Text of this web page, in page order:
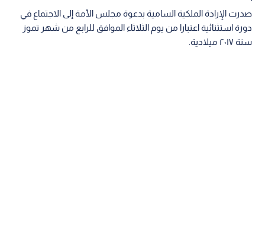
صدرت الإرادة الملكية السامية بدعوة مجلس الأمة إلى الاجتماع في
دورة استثنائية اعتبارا من يوم الثلاثاء الموافق للرابع من شهر تموز
سنة ٢٠١٧ ميلادية.